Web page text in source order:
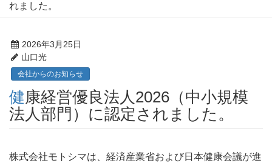
れました。
2026年3月25日
山口光
会社からのお知らせ
健康経営優良法人2026（中小規模
法人部門）に認定されました。
株式会社モトシマは、経済産業省および日本健康会議が進